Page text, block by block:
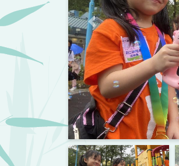
上一頁